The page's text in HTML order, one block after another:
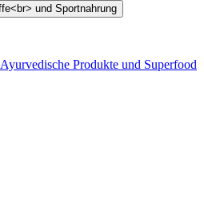
Ayurvedische Produkte und Superfood